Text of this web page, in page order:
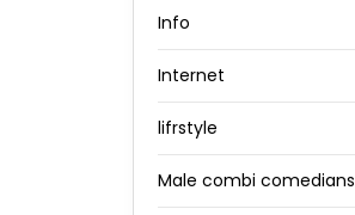
Info
Internet
lifrstyle
Male combi comedians